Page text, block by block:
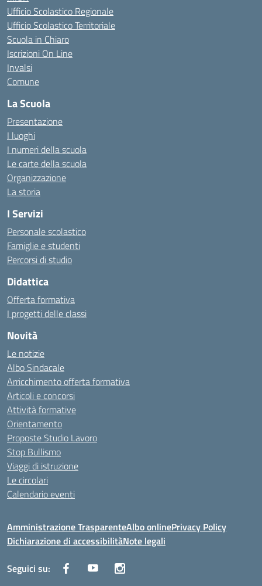
Ufficio Scolastico Regionale
Ufficio Scolastico Territoriale
Scuola in Chiaro
Iscrizioni On Line
Invalsi
Comune
La Scuola
Presentazione
I luoghi
I numeri della scuola
Le carte della scuola
Organizzazione
La storia
I Servizi
Personale scolastico
Famiglie e studenti
Percorsi di studio
Didattica
Offerta formativa
I progetti delle classi
Novità
Le notizie
Albo Sindacale
Arricchimento offerta formativa
Articoli e concorsi
Attività formative
Orientamento
Proposte Studio Lavoro
Stop Bullismo
Viaggi di istruzione
Le circolari
Calendario eventi
Amministrazione TrasparenteAlbo onlinePrivacy Policy
Dichiarazione di accessibilitàNote legali
Seguici su: